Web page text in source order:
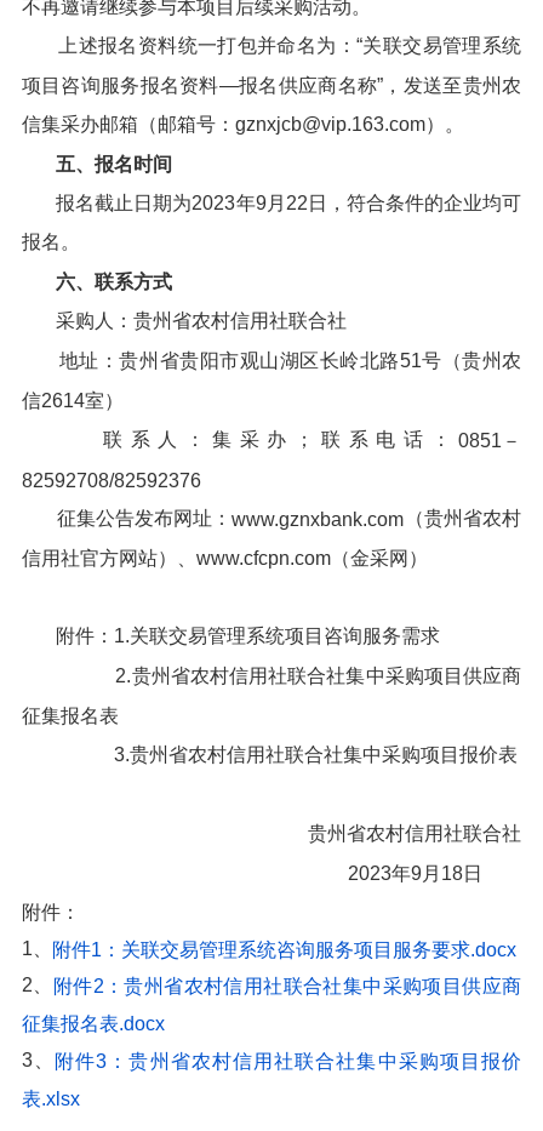
不再邀请继续参与本项目后续采购活动。
上述报名资料统一打包并命名为：“关联交易管理系统
项目咨询服务报名资料—报名供应商名称”，发送至贵州农
信集采办邮箱（邮箱号：gznxjcb@vip.163.com）。
五、报名时间
报名截止日期为2023年9月22日，符合条件的企业均可
报名。
六、联系方式
采购人：贵州省农村信用社联合社
地址：贵州省贵阳市观山湖区长岭北路51号（贵州农
信2614室）
联系人：集采办；联系电话：0851－
82592708/82592376
征集公告发布网址：www.gznxbank.com （贵州省农村
信用社官方网站）、www.cfcpn.com（金采网）
附件：1.关联交易管理系统项目咨询服务需求
2.贵州省农村信用社联合社集中采购项目供应商
征集报名表
3.贵州省农村信用社联合社集中采购项目报价表
贵州省农村信用社联合社
2023年9月18日
附件：
1、 附件1：关联交易管理系统咨询服务项目服务要求.docx
2、
附件2：贵州省农村信用社联合社集中采购项目供应商
征集报名表.docx
3、
附件3：贵州省农村信用社联合社集中采购项目报价
表.xlsx